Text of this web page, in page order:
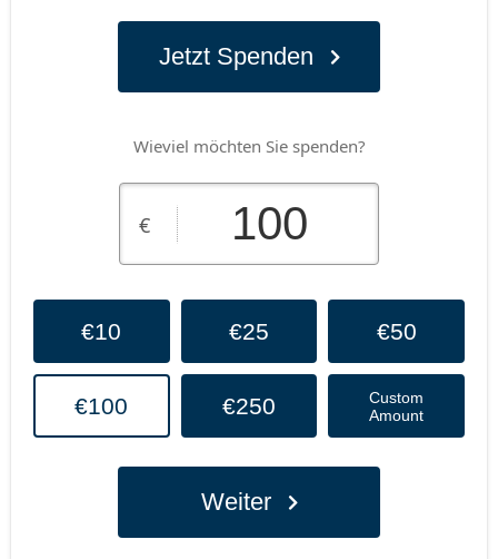
Jetzt Spenden
Wieviel möchten Sie spenden?
€
€10 €25 €50
€100 €250
Custom
Amount
Weiter